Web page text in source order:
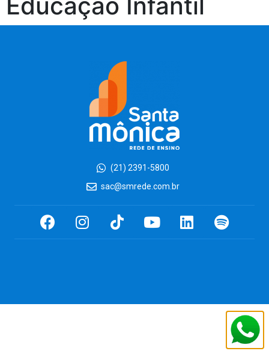
(21) 2391-5800
sac@smrede.com.br